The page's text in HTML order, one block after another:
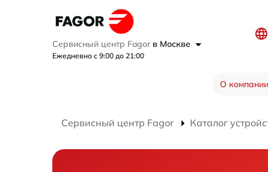
Сервисный центр Fagor в Москве
Ежедневно с 9:00 до 21:00
О компании
Сервисный центр Fagor Каталог